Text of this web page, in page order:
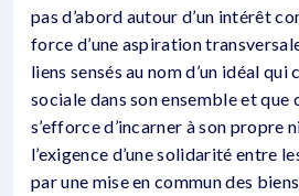
pas d’abord autour d’un intérêt
force d’une aspiration
liens sensés au nom d’un idéal qui
sociale dans son ensemble et que
s’efforce d’incarner à son propre
l’exigence d’une solidarité entre
par une mise en commun des